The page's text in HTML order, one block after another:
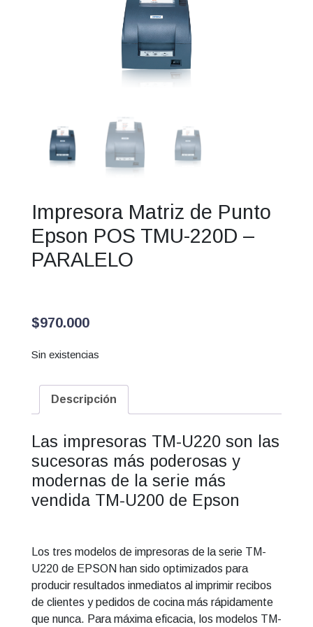
Impresora Matriz de Punto
Epson POS TMU-220D –
PARALELO
$970.000
Sin existencias
Descripción
Las impresoras TM-U220 son las
sucesoras más poderosas y
modernas de la serie más
vendida TM-U200 de Epson
Los tres modelos de impresoras de la serie TM-
U220 de EPSON han sido optimizados para
producir resultados inmediatos al imprimir recibos
de clientes y pedidos de cocina más rápidamente
que nunca. Para máxima eficacia, los modelos TM-